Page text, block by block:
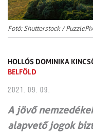
Fotó: Shutterstock / PuzzlePix
HOLLÓS DOMINIKA
BELFÖLD
2021. 09. 09.
A jövő
alapvető jogok